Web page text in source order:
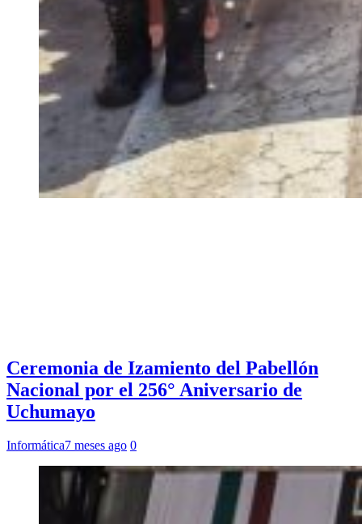
Ceremonia de Izamiento del Pabellón
Nacional por el 256° Aniversario de
Uchumayo
Informática7 meses ago 0